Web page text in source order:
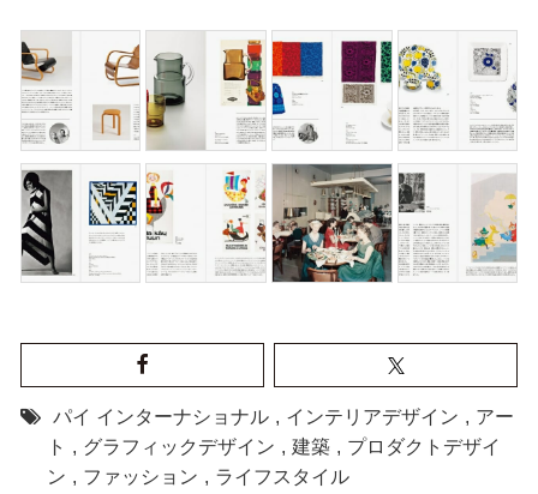
パイ インターナショナル , インテリアデザイン , アー
ト , グラフィックデザイン , 建築 , プロダクトデザイ
ン , ファッション , ライフスタイル